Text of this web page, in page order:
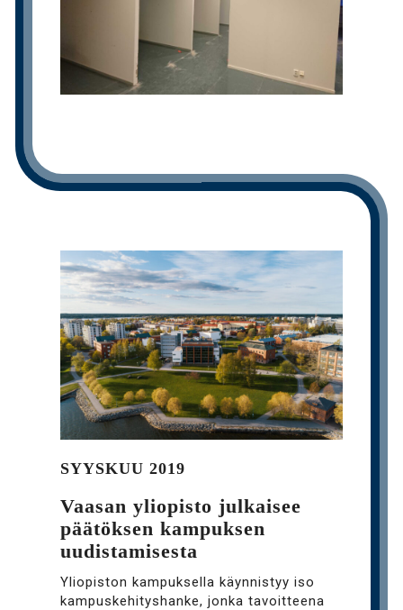
SYYSKUU 2019
Vaasan yliopisto julkaisee
päätöksen kampuksen
uudistamisesta
Yliopiston kampuksella käynnistyy iso
kampuskehityshanke, jonka tavoitteena